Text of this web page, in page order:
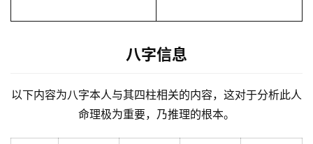
八字信息
以下内容为八字本人与其四柱相关的内容，这对于分析此人
命理极为重要，乃推理的根本。